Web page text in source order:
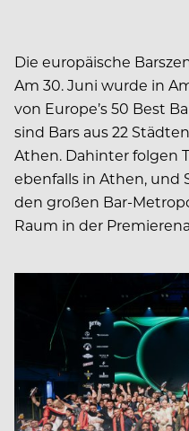
Die europäische
Am 30. Juni wurde in
von Europe’s 50 Best
sind Bars aus 22
Athen. Dahinter folgen
ebenfalls in Athen, und
den großen Bar-
Raum in der